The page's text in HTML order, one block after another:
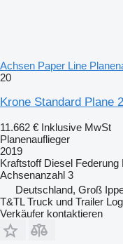
Achsen Paper Line
20
Krone Standard Plane
11.662 € Inklusive MwSt
Planenauflieger
2019
Kraftstoff Diesel Federung
Achsenanzahl 3
Deutschland, Groß
T&TL Truck und Trailer
Verkäufer kontaktieren